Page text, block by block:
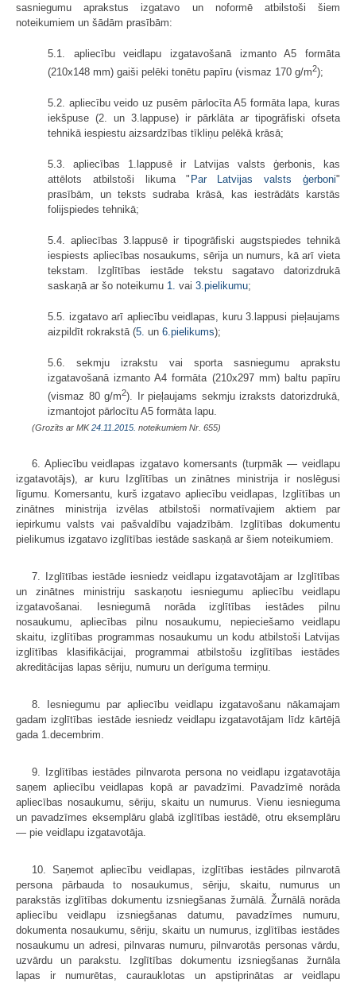
sasniegumu aprakstus izgatavo un noformē atbilstoši šiem
noteikumiem un šādām prasībām:
5.1. apliecību veidlapu izgatavošanā izmanto A5 formāta
(210x148 mm) gaiši pelēki tonētu papīru (vismaz 170 g/m2);
5.2. apliecību veido uz pusēm pārlocīta A5 formāta lapa, kuras
iekšpuse (2. un 3.lappuse) ir pārklāta ar tipogrāfiski ofseta
tehnikā iespiestu aizsardzības tīkliņu pelēkā krāsā;
5.3. apliecības 1.lappusē ir Latvijas valsts ģerbonis, kas
attēlots atbilstoši likuma " Par Latvijas valsts ģerboni"
prasībām, un teksts sudraba krāsā, kas iestrādāts karstās
folijspiedes tehnikā;
5.4. apliecības 3.lappusē ir tipogrāfiski augstspiedes tehnikā
iespiests apliecības nosaukums, sērija un numurs, kā arī vieta
tekstam. Izglītības iestāde tekstu sagatavo datorizdrukā
saskaņā ar šo noteikumu 1. vai 3.pielikumu;
5.5. izgatavo arī apliecību veidlapas, kuru 3.lappusi pieļaujams
aizpildīt rokrakstā (5. un 6.pielikums);
5.6. sekmju izrakstu vai sporta sasniegumu aprakstu
izgatavošanā izmanto A4 formāta (210x297 mm) baltu papīru
(vismaz 80 g/m2). Ir pieļaujams sekmju izraksts datorizdrukā,
izmantojot pārlocītu A5 formāta lapu.
(Grozīts ar MK24.11.2015. noteikumiem Nr. 655)
6. Apliecību veidlapas izgatavo komersants (turpmāk — veidlapu
izgatavo­tājs), ar kuru Izglītības un zinātnes ministrija ir noslēgusi
līgumu. Komersantu, kurš izgatavo apliecību veidlapas, Izglītības un
zinātnes ministrija izvēlas atbilstoši normatīvajiem aktiem par
iepirkumu valsts vai pašvaldību vajadzībām. Izglītības dokumentu
pielikumus izgatavo izglītības iestāde saskaņā ar šiem noteikumiem.
7. Izglītības iestāde iesniedz veidlapu izgatavotājam ar Izglītības
un zināt­nes ministriju saskaņotu iesniegumu apliecību veidlapu
izgatavošanai. Iesnie­gumā norāda izglītības iestādes pilnu
nosaukumu, apliecības pilnu nosaukumu, nepieciešamo veidlapu
skaitu, izglītības programmas nosaukumu un kodu atbilstoši Latvijas
izglītības klasifikācijai, programmai atbilstošu izglītības iestādes
akreditācijas lapas sēriju, numuru un derīguma termiņu.
8. Iesniegumu par apliecību veidlapu izgatavošanu nākamajam
gadam izglītības iestāde iesniedz veidlapu izgatavotājam līdz kārtējā
gada 1.decembrim.
9. Izglītības iestādes pilnvarota persona no veidlapu izgatavotāja
saņem apliecību veidlapas kopā ar pavadzīmi. Pavadzīmē norāda
apliecības nosauku­mu, sēriju, skaitu un numurus. Vienu iesnieguma
un pavadzīmes eksemplāru glabā izglītības iestādē, otru eksemplāru
— pie veidlapu izgatavotāja.
10. Saņemot apliecību veidlapas, izglītības iestādes pilnvarotā
persona pārbauda to nosaukumus, sēriju, skaitu, numurus un
parakstās izglītības dokumentu izsniegšanas žurnālā. Žurnālā norāda
apliecību veidlapu izsniegšanas datumu, pavadzīmes numuru,
dokumenta nosaukumu, sēriju, skaitu un numurus, izglītības iestādes
nosaukumu un adresi, pilnvaras numuru, pilnvarotās personas vārdu,
uzvārdu un parakstu. Izglītības dokumentu izsniegšanas žurnāla
lapas ir numurētas, caurauklotas un apstiprinātas ar veidlapu